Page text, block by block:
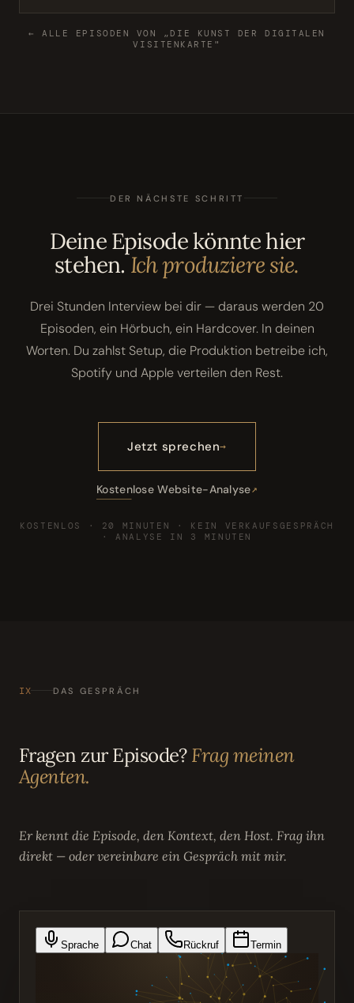
← ALLE EPISODEN VON „DIE KUNST DER DIGITALEN
VISITENKARTE"
DER NÄCHSTE SCHRITT
Deine Episode könnte hier
stehen.Ich produziere sie.
Drei Stunden Interview bei dir — daraus werden 20
Episoden, ein Hörbuch, ein Hardcover. In deinen
Worten. Du zahlst Setup, die Produktion betreibe ich,
Spotify und Apple verteilen den Rest.
Jetzt sprechen
Kostenlose Website-Analyse
KOSTENLOS · 20 MINUTEN · KEIN VERKAUFSGESPRÄCH
· ANALYSE IN 3 MINUTEN
IX DAS GESPRÄCH
Fragen zur Episode?Frag meinen
Agenten.
Er kennt die Episode, den Kontext, den Host. Frag ihn
direkt — oder vereinbare ein Gespräch mit mir.
Sprache Chat Rückruf Termin